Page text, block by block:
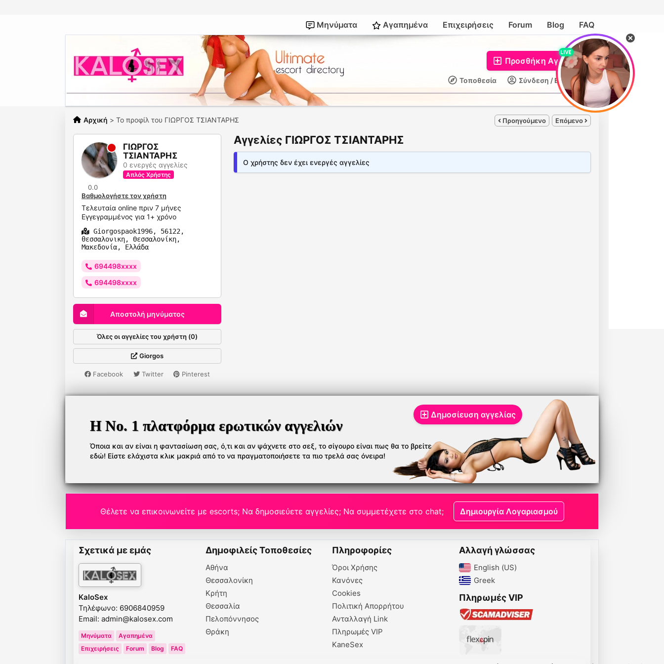
Μηνύματα Αγαπημένα Επιχειρήσεις Forum Blog FAQ
Προσθήκη Αγγελίας
Σύνδεση / Εγγραφή
Τοποθεσία
Αρχική > Το προφίλ του ΓΙΩΡΓΟΣ ΤΣΙΑΝΤΑΡΗΣ Προηγούμενο Επόμενο
ΓΙΩΡΓΟΣ
ΤΣΙΑΝΤΑΡΗΣ
0 ενεργές αγγελίες
Απλός Χρήστης
0.0
Βαθμολογήστε τον χρήστη
Τελευταία online πριν 7 μήνες
Εγγεγραμμένος για 1+ χρόνο
Giorgospaok1996, 56122,
θεσσαλονικη, Θεσσαλονίκη,
Μακεδονία, Ελλάδα
694498xxxx
694498xxxx
Αποστολή μηνύματος
Όλες οι αγγελίες του χρήστη (0)
Giorgos
Facebook Twitter Pinterest
Αγγελίες ΓΙΩΡΓΟΣ ΤΣΙΑΝΤΑΡΗΣ
Ο χρήστης δεν έχει ενεργές αγγελίες
Η Νο. 1 πλατφόρμα ερωτικών αγγελιών
Όποια και αν είναι η φαντασίωση σας, ό,τι και αν ψάχνετε στο σεξ, το σίγουρο είναι πως θα το βρείτε
εδώ! Είστε ελάχιστα κλικ μακριά από το να πραγματοποιήσετε τα πιο τρελά σας όνειρα!
Δημοσίευση αγγελίας
Θέλετε να επικοινωνείτε με escorts; Να δημοσιεύετε αγγελίες; Να συμμετέχετε στο chat; Δημιουργία Λογαριασμού
Σχετικά με εμάς
KaloSex
Τηλέφωνο: 6906840959
Email: admin@kalosex.com
Μηνύματα
Αγαπημένα
Επιχειρήσεις
Forum Blog FAQ
Δημοφιλείς Τοποθεσίες
Αθήνα
Θεσσαλονίκη
Κρήτη
Θεσσαλία
Πελοπόννησος
Θράκη
Πληροφορίες
Όροι Χρήσης
Κανόνες
Cookies
Πολιτική Απορρήτου
Ανταλλαγή Link
Πληρωμές VIP
KaneSex
Αλλαγή γλώσσας
English (US)‎
Greek‎
Πληρωμές VIP